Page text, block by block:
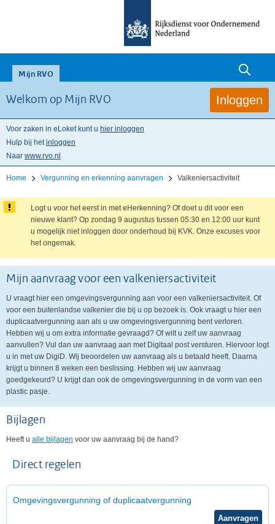
Mijn RVO
Welkom op Mijn RVO Inloggen
Voor zaken in eLoket kunt u hier inloggen
Hulp bij hetinloggen
Naar www.rvo.nl
Home Vergunning en erkenning aanvragen Valkeniersactiviteit
Logt u voor het eerst in met eHerkenning? Of doet u dit voor een
nieuwe klant? Op zondag 9 augustus tussen 05:30 en 12:00 uur kunt
u mogelijk niet inloggen door onderhoud bij KVK. Onze excuses voor
het ongemak.
Mijn aanvraag voor een valkeniersactiviteit
U vraagt hier een omgevingsvergunning aan voor een valkeniersactiviteit. Of
voor een buitenlandse valkenier die bij u op bezoek is. Ook vraagt u hier een
duplicaatvergunning aan als u uw omgevingsvergunning bent verloren.
Hebben wij u om extra informatie gevraagd? Of wilt u zelf uw aanvraag
aanvullen? Vul dan uw aanvraag aan met Digitaal post versturen. Hiervoor logt
u in met uw DigiD. Wij beoordelen uw aanvraag als u betaald heeft. Daarna
krijgt u binnen 8 weken een beslissing. Hebben wij uw aanvraag
goedgekeurd? U krijgt dan ook de omgevingsvergunning in de vorm van een
plastic pasje.
Bijlagen
Heeft u alle bijlagen voor uw aanvraag bij de hand?
Direct regelen
Omgevingsvergunning of duplicaatvergunning